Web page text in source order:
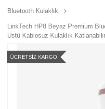
Bluetooth Kulaklık
LinkTech HP8 Beyaz Premium
Üstü Kablosuz Kulaklık
ÜCRETSIZ KARGO